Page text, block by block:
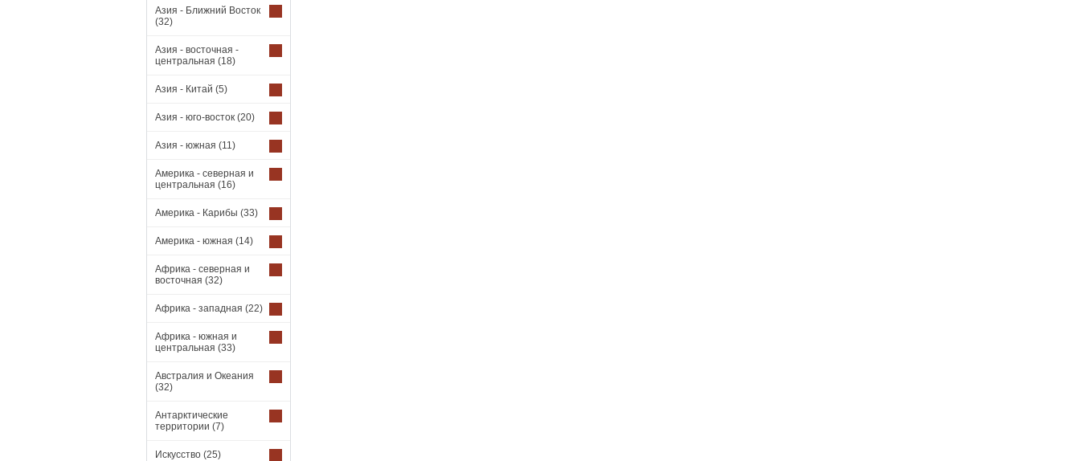
Азия - Ближний Восток
(32)
Азия - восточная -
центральная (18)
Азия - Китай (5)
Азия - юго-восток (20)
Азия - южная (11)
Америка - северная и
центральная (16)
Америка - Карибы (33)
Америка - южная (14)
Африка - северная и
восточная (32)
Африка - западная (22)
Африка - южная и
центральная (33)
Австралия и Океания
(32)
Антарктические
территории (7)
Искусство (25)